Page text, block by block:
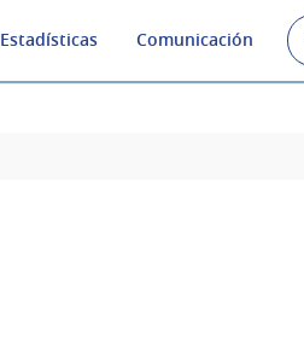
Comunicación